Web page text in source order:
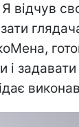
відчув
і задавати